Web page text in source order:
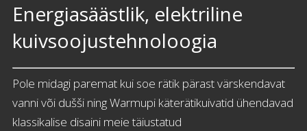
Energiasäästlik, elektriline
kuivsoojustehnoloogia
Pole midagi paremat kui soe rätik pärast värskendavat
vanni või dušši ning Warmupi käterätikuivatid ühendavad
klassikalise disaini meie täiustatud